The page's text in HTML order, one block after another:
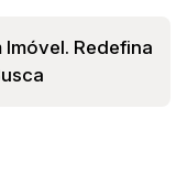
Redefina